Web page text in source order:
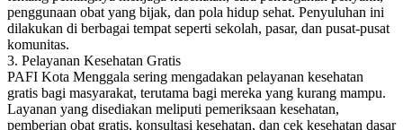
penggunaan obat yang bijak, dan pola hidup sehat. Penyuluhan ini
dilakukan di berbagai tempat seperti sekolah, pasar, dan pusat-pusat
komunitas.
3. Pelayanan Kesehatan Gratis
PAFI Kota Menggala sering mengadakan pelayanan kesehatan
gratis bagi masyarakat, terutama bagi mereka yang kurang mampu.
Layanan yang disediakan meliputi pemeriksaan kesehatan,
pemberian obat gratis, konsultasi kesehatan, dan cek kesehatan dasar